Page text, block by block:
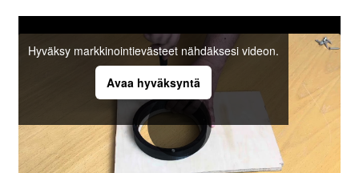
Hyväksy markkinointievästeet nähdäksesi videon.
Avaa hyväksyntä